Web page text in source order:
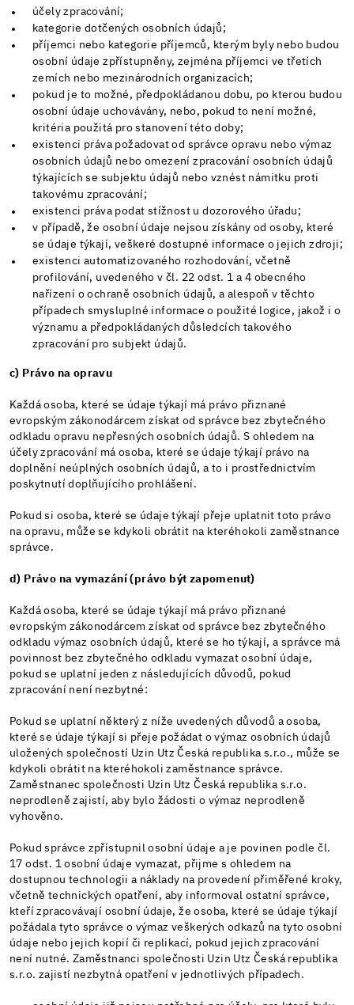
účely zpracování;
kategorie dotčených osobních údajů;
příjemci nebo kategorie příjemců, kterým byly nebo budou
osobní údaje zpřístupněny, zejména příjemci ve třetích
zemích nebo mezinárodních organizacích;
pokud je to možné, předpokládanou dobu, po kterou budou
osobní údaje uchovávány, nebo, pokud to není možné,
kritéria použitá pro stanovení této doby;
existenci práva požadovat od správce opravu nebo výmaz
osobních údajů nebo omezení zpracování osobních údajů
týkajících se subjektu údajů nebo vznést námitku proti
takovému zpracování;
existenci práva podat stížnost u dozorového úřadu;
v případě, že osobní údaje nejsou získány od osoby, které
se údaje týkají, veškeré dostupné informace o jejich zdroji;
existenci automatizovaného rozhodování, včetně
profilování, uvedeného v čl. 22 odst. 1 a 4 obecného
nařízení o ochraně osobních údajů, a alespoň v těchto
případech smysluplné informace o použité logice, jakož i o
významu a předpokládaných důsledcích takového
zpracování pro subjekt údajů.
c) Právo na opravu
Každá osoba, které se údaje týkají má právo přiznané
evropským zákonodárcem získat od správce bez zbytečného
odkladu opravu nepřesných osobních údajů. S ohledem na
účely zpracování má osoba, které se údaje týkají právo na
doplnění neúplných osobních údajů, a to i prostřednictvím
poskytnutí doplňujícího prohlášení.
Pokud si osoba, které se údaje týkají přeje uplatnit toto právo
na opravu, může se kdykoli obrátit na kteréhokoli zaměstnance
správce.
d) Právo na vymazání (právo být zapomenut)
Každá osoba, které se údaje týkají má právo přiznané
evropským zákonodárcem získat od správce bez zbytečného
odkladu výmaz osobních údajů, které se ho týkají, a správce má
povinnost bez zbytečného odkladu vymazat osobní údaje,
pokud se uplatní jeden z následujících důvodů, pokud
zpracování není nezbytné:
Pokud se uplatní některý z níže uvedených důvodů a osoba,
které se údaje týkají si přeje požádat o výmaz osobních údajů
uložených společností Uzin Utz Česká republika s.r.o., může se
kdykoli obrátit na kteréhokoli zaměstnance správce.
Zaměstnanec společnosti Uzin Utz Česká republika s.r.o.
neprodleně zajistí, aby bylo žádosti o výmaz neprodleně
vyhověno.
Pokud správce zpřístupnil osobní údaje a je povinen podle čl.
17 odst. 1 osobní údaje vymazat, přijme s ohledem na
dostupnou technologii a náklady na provedení přiměřené kroky,
včetně technických opatření, aby informoval ostatní správce,
kteří zpracovávají osobní údaje, že osoba, které se údaje týkají
požádala tyto správce o výmaz veškerých odkazů na tyto osobní
údaje nebo jejich kopií či replikací, pokud jejich zpracování
není nutné. Zaměstnanci společnosti Uzin Utz Česká republika
s.r.o. zajistí nezbytná opatření v jednotlivých případech.